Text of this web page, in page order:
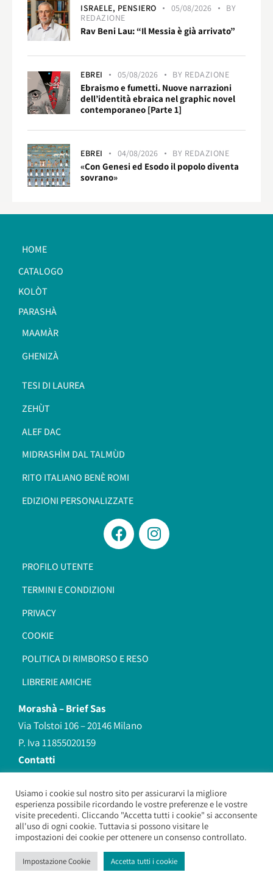
ISRAELE, PENSIERO 05/08/2026
BY
REDAZIONE
Rav Beni Lau: “Il Messia è già arrivato”
EBREI 05/08/2026 BY REDAZIONE
Ebraismo e fumetti. Nuove narrazioni
dell’identità ebraica nel graphic novel
contemporaneo [Parte 1]
EBREI 04/08/2026 BY REDAZIONE
«Con Genesi ed Esodo il popolo diventa
sovrano»
HOME
CATALOGO
KOLÒT
PARASHÀ
MAAMÀR
GHENIZÀ
TESI DI LAUREA
ZEHÙT
ALEF DAC
MIDRASHÌM DAL TALMÙD
RITO ITALIANO BENÈ ROMI​
EDIZIONI PERSONALIZZATE
PROFILO UTENTE
TERMINI E CONDIZIONI
PRIVACY
COOKIE
POLITICA DI RIMBORSO E RESO
LIBRERIE AMICHE
Morashà –Brief Sas
Via Tolstoi 106 – 20146 Milano
P. Iva 11855020159
Contatti
redazione@morasha.it
339 8596707
(anche Whatsapp)
Morashà – Brief Sas – Copyright 2026. All Rights Reserved.
Usiamo i cookie sul nostro sito per assicurarvi la migliore
esperienza possibile ricordando le vostre preferenze e le vostre
visite precedenti. Cliccando "Accetta tutti i cookie" si acconsente
all'uso di ogni cookie. Tuttavia si possono visitare le
impostazioni dei cookie per ottenere un consenso controllato.
Impostazione Cookie Accetta tutti i cookie